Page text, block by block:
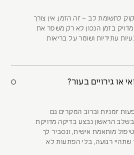
לתשומת לב – זה הזמן. אין צורך
בזמן הנכון לא רק משפר את
עתידיות ושומר על בריאות
או גירויים בעור?
זמניות וברוב המקרים גם
הראשון נבצע בדיקה מדויקת
מותאמת אישית, ונסביר לך
רגועה, בלי הפתעות לא